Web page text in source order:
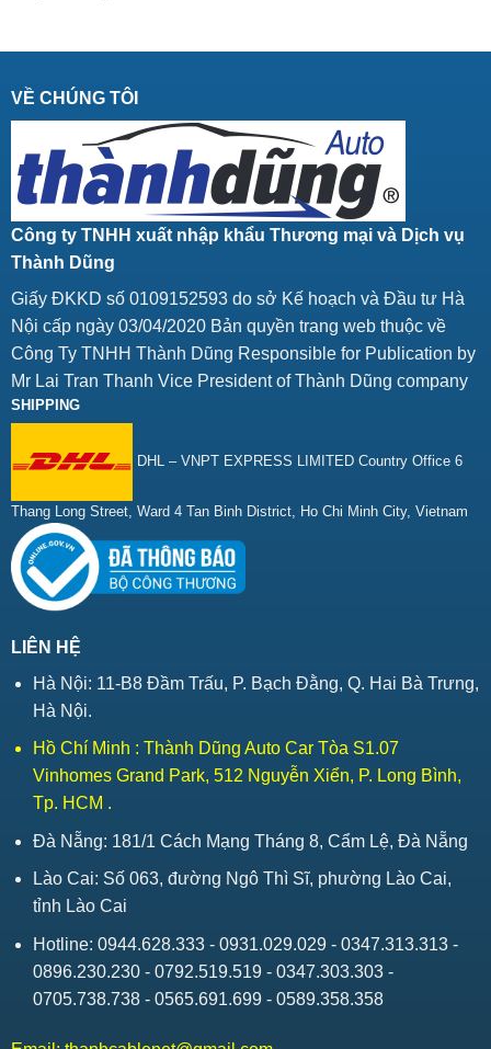
VỀ CHÚNG TÔI
Công ty TNHH xuất nhập khẩu Thương mại và Dịch vụ
Thành Dũng
Giấy ĐKKD số 0109152593 do sở Kế hoạch và Đầu tư Hà
Nội cấp ngày 03/04/2020 Bản quyền trang web thuộc về
Công Ty TNHH Thành Dũng Responsible for Publication by
Mr Lai Tran Thanh Vice President of Thành Dũng company
SHIPPING
DHL – VNPT EXPRESS LIMITED Country Office 6
Thang Long Street, Ward 4 Tan Binh District, Ho Chi Minh City, Vietnam
LIÊN HỆ
Hà Nội: 11-B8 Đầm Trấu, P. Bạch Đằng, Q. Hai Bà Trưng,
Hà Nội.
Hồ Chí Minh : Thành Dũng Auto Car Tòa S1.07
Vinhomes Grand Park, 512 Nguyễn Xiển, P. Long Bình,
Tp. HCM .
Đà Nẵng: 181/1 Cách Mạng Tháng 8, Cẩm Lệ, Đà Nẵng
Lào Cai: Số 063, đường Ngô Thì Sĩ, phường Lào Cai,
tỉnh Lào Cai
Hotline: 0944.628.333 - 0931.029.029 - 0347.313.313 -
0896.230.230 - 0792.519.519 - 0347.303.303 -
0705.738.738 - 0565.691.699 - 0589.358.358